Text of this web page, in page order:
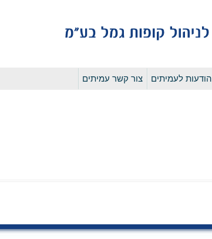
לדלג
הודעות לעמיתים צור קשר עמיתים